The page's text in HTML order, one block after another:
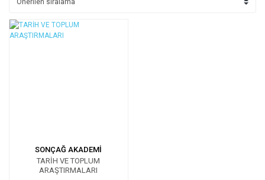
SONÇAĞ AKADEMİ
TARİH VE TOPLUM
ARAŞTIRMALARI